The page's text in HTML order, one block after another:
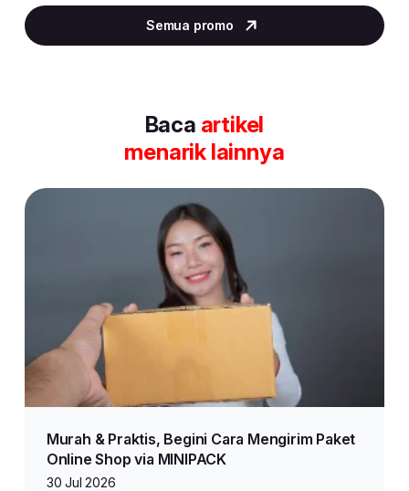
2
of
Semua promo
Baca artikel
menarik lainnya
Murah & Praktis, Begini Cara Mengirim Paket
Online Shop via MINIPACK
30 Jul 2026